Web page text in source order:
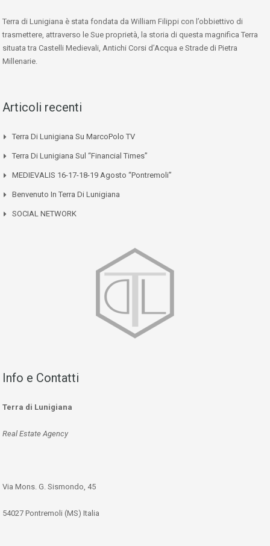
Terra di Lunigiana è stata fondata da William Filippi con l’obbiettivo di
trasmettere, attraverso le Sue proprietà, la storia di questa magnifica Terra
situata tra Castelli Medievali, Antichi Corsi d’Acqua e Strade di Pietra
Millenarie.
Articoli recenti
Terra Di Lunigiana Su MarcoPolo TV
Terra Di Lunigiana Sul “Financial Times”
MEDIEVALIS 16-17-18-19 Agosto “Pontremoli”
Benvenuto In Terra Di Lunigiana
SOCIAL NETWORK
Info e Contatti
Terra di Lunigiana
Real Estate Agency
Via Mons. G. Sismondo, 45
54027 Pontremoli (MS) Italia